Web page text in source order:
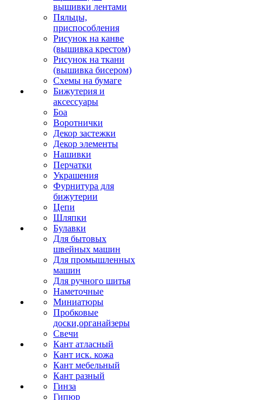
вышивки лентами
Пяльцы,
приспособления
Рисунок на канве
(вышивка крестом)
Рисунок на ткани
(вышивка бисером)
Схемы на бумаге
Бижутерия и
аксессуары
Боа
Воротнички
Декор застежки
Декор элементы
Нашивки
Перчатки
Украшения
Фурнитура для
бижутерии
Цепи
Шляпки
Булавки
Для бытовых
швейных машин
Для промышленных
машин
Для ручного шитья
Наметочные
Миниатюры
Пробковые
доски,органайзеры
Свечи
Кант атласный
Кант иск. кожа
Кант мебельный
Кант разный
Гинза
Гипюр